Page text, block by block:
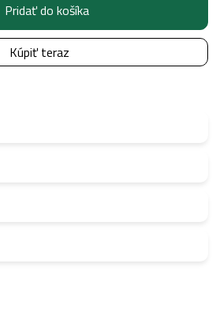
Pridať do košíka
Kúpiť teraz